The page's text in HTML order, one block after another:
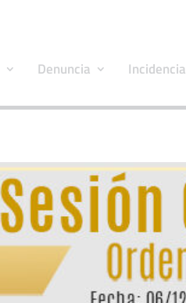
Denuncia Incidencia